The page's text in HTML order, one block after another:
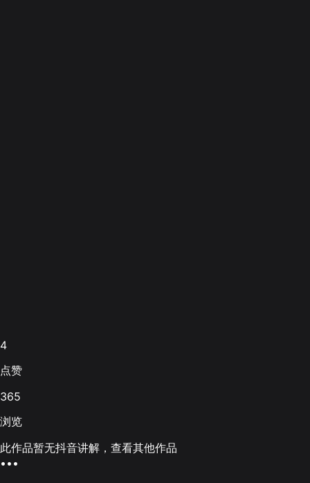
4
点赞
365
浏览
此作品暂无抖音讲解，查看其他作品
•••